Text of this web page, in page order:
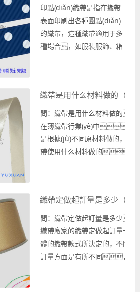
為腰帶，半透明狀的雪紗
帶可以用來做透視裝
飾，有橫向螺旋
紋路的羅紋織帶則可以用
刷花型、英文字母logo
等圖案的印...
印點(diǎn)織帶是指在織帶
表面印刷出各種圓點(diǎn)
的織帶，這種織帶適用于多
種場合，如服裝服飾、箱
帶緞帶、羅紋織帶以
及雪紗帶等常用款式的織
帶，印刷工藝可以選擇絲
印、燙印和熱轉(zhuǎn)
印等比較常用的印刷工
生產(chǎn)方便快捷，因
織帶是用什么材料做的（織
問：織帶是用什么材料做的
在薄織帶行業(yè)中，
是根據(jù)不同原材料做的，對
帶使用什么材料做的
選擇相應(yīng)的紗線，比如生
的尼龍緞帶和滌綸緞帶，或
棉織帶等。 在選擇織帶的材
í)一般是根據(jù)客戶的需求或是
織帶定做起訂量是多少（織
問：織帶定做起訂量是多少
織帶廠家的織帶定做起訂量一般
體的織帶款式所決定的，不同款
訂量方面是有所不同，比